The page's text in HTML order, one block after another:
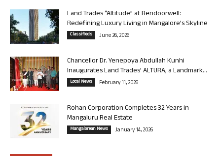
Land Trades “Altitude” at Bendoorwell:
Redefining Luxury Living in Mangalore’s Skyline
Classifieds June 26, 2026
Chancellor Dr. Yenepoya Abdullah Kunhi
Inaugurates Land Trades’ ALTURA, a Landmark...
Local News February 11, 2026
Rohan Corporation Completes 32 Years in
Mangaluru Real Estate
Mangalorean News January 14, 2026